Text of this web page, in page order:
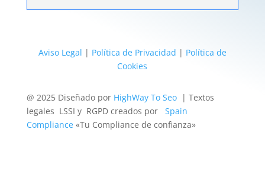
Aviso Legal | Política de Privacidad | Política de
Cookies
@ 2025 Diseñado por HighWay To Seo| Textos
legales LSSI y RGPD creados por Spain
Compliance«Tu Compliance de confianza»